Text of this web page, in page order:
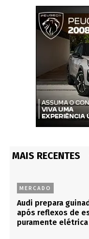
MAIS RECENTES
MERCADO
Audi prepara
após reflexos de
puramente elétrica